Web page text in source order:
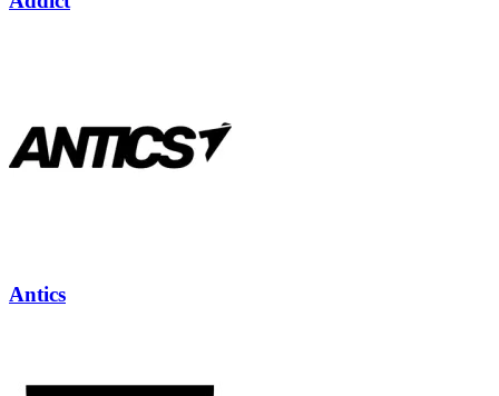
Antics